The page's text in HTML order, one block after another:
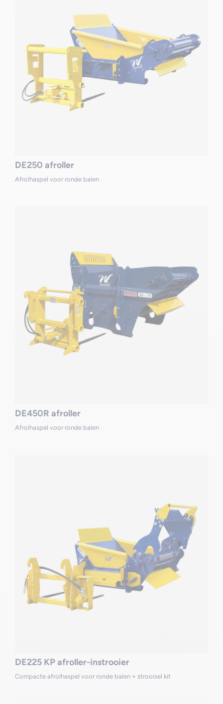
DE250 afroller
Afrolhaspel voor ronde balen
DE450R afroller
Afrolhaspel voor ronde balen
DE225 KP afroller-instrooier
Compacte afrolhaspel voor ronde balen + strooisel kit